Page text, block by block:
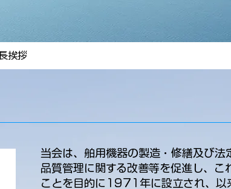
拶
当会は、舶用機器の製造・修繕及び
品質管理に関する改善等を促進し、
ことを目的に1971年に設立され、以